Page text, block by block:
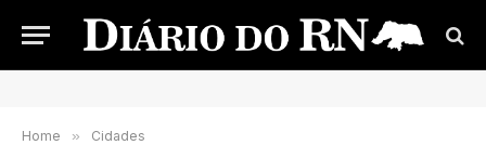
Home » Cidades